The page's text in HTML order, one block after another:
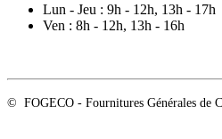
Lun - Jeu : 9h - 12h, 13h - 17h
Ven : 8h - 12h, 13h - 16h
© FOGECO - Fournitures Générales de